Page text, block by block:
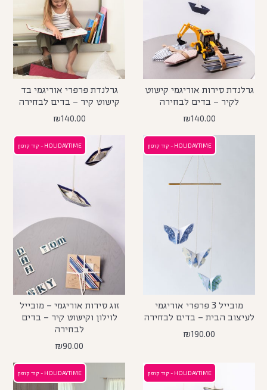
גרלנדת סירות אוריגמי קישוט
לקיר – בדים לבחירה
₪140.00
גרלנדת פרפרי אוריגמי בד
קישוט קיר – בדים לבחירה
₪140.00
HOLIDAYTIME - קוד קופון
מובייל 3 פרפרי אוריגמי
לעיצוב הבית – בדים לבחירה
₪190.00
HOLIDAYTIME - קוד קופון
זוג סירות אוריגמי – מובייל
לוילון וקישוט קיר – בדים
לבחירה
₪90.00
HOLIDAYTIME - קוד קופון HOLIDAYTIME - קוד קופון